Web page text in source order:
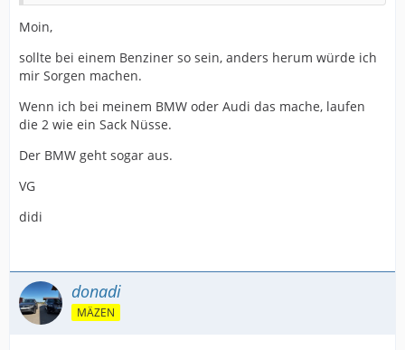
Moin,
sollte bei einem Benziner so sein, anders herum würde ich
mir Sorgen machen.
Wenn ich bei meinem BMW oder Audi das mache, laufen
die 2 wie ein Sack Nüsse.
Der BMW geht sogar aus.
VG
didi
donadi
MÄZEN